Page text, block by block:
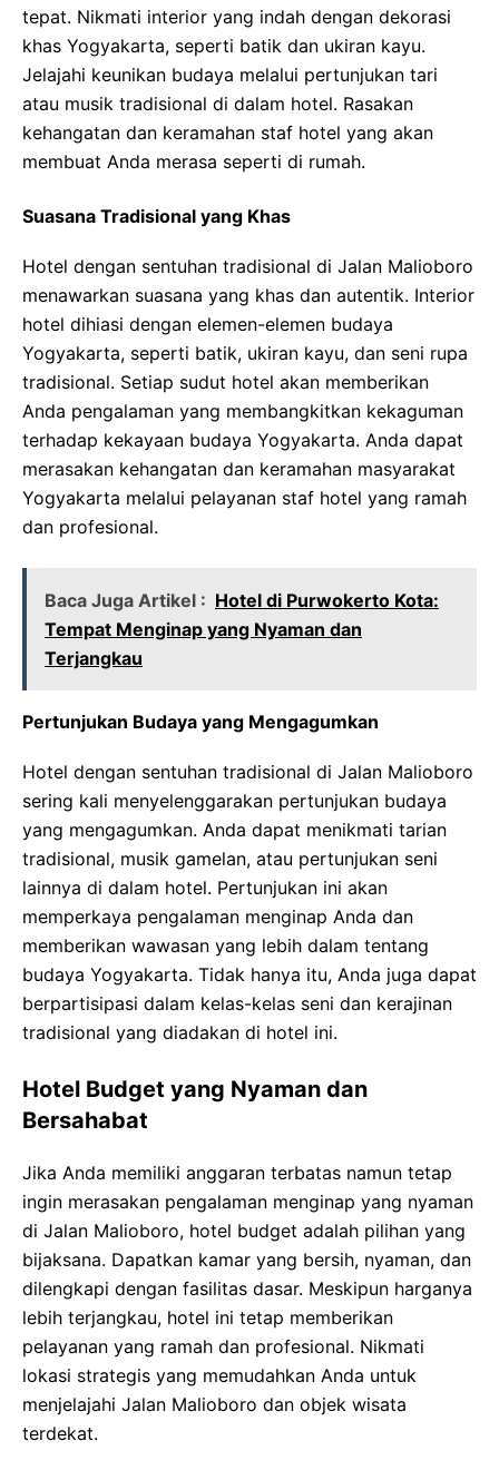
tepat. Nikmati interior yang indah dengan dekorasi
khas Yogyakarta, seperti batik dan ukiran kayu.
Jelajahi keunikan budaya melalui pertunjukan tari
atau musik tradisional di dalam hotel. Rasakan
kehangatan dan keramahan staf hotel yang akan
membuat Anda merasa seperti di rumah.
Suasana Tradisional yang Khas
Hotel dengan sentuhan tradisional di Jalan Malioboro
menawarkan suasana yang khas dan autentik. Interior
hotel dihiasi dengan elemen-elemen budaya
Yogyakarta, seperti batik, ukiran kayu, dan seni rupa
tradisional. Setiap sudut hotel akan memberikan
Anda pengalaman yang membangkitkan kekaguman
terhadap kekayaan budaya Yogyakarta. Anda dapat
merasakan kehangatan dan keramahan masyarakat
Yogyakarta melalui pelayanan staf hotel yang ramah
dan profesional.
Baca Juga Artikel : Hotel di Purwokerto Kota:
Tempat Menginap yang Nyaman dan
Terjangkau
Pertunjukan Budaya yang Mengagumkan
Hotel dengan sentuhan tradisional di Jalan Malioboro
sering kali menyelenggarakan pertunjukan budaya
yang mengagumkan. Anda dapat menikmati tarian
tradisional, musik gamelan, atau pertunjukan seni
lainnya di dalam hotel. Pertunjukan ini akan
memperkaya pengalaman menginap Anda dan
memberikan wawasan yang lebih dalam tentang
budaya Yogyakarta. Tidak hanya itu, Anda juga dapat
berpartisipasi dalam kelas-kelas seni dan kerajinan
tradisional yang diadakan di hotel ini.
Hotel Budget yang Nyaman dan
Bersahabat
Jika Anda memiliki anggaran terbatas namun tetap
ingin merasakan pengalaman menginap yang nyaman
di Jalan Malioboro, hotel budget adalah pilihan yang
bijaksana. Dapatkan kamar yang bersih, nyaman, dan
dilengkapi dengan fasilitas dasar. Meskipun harganya
lebih terjangkau, hotel ini tetap memberikan
pelayanan yang ramah dan profesional. Nikmati
lokasi strategis yang memudahkan Anda untuk
menjelajahi Jalan Malioboro dan objek wisata
terdekat.